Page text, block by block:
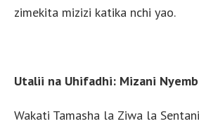
zimekita mizizi katika nchi yao.
Utalii na Uhifadhi: Mizani
Wakati Tamasha la Ziwa la